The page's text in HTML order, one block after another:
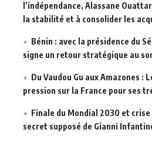
l’indépendance, Alassane
la stabilité et à consolider les
Bénin : avec la présidence du
signe un retour stratégique au
Du Vaudou Gu aux Amazones :
pression sur la France pour ses
Finale du Mondial 2030 et crise
secret supposé de Gianni